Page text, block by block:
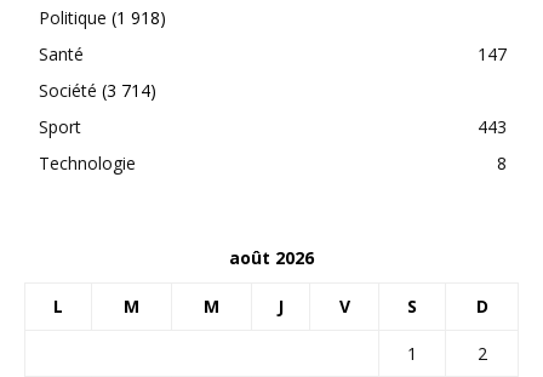
Politique (1 918)
Santé
147
Société (3 714)
Sport
443
Technologie
8
août 2026
L M M J V S D
1
2